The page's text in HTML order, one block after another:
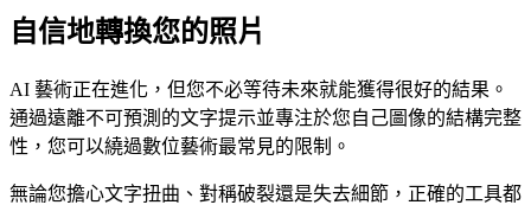
自信地轉換您的照片
AI 藝術正在進化，但您不必等待未來就能獲得很好的結果。
通過遠離不可預測的文字提示並專注於您自己圖像的結構完整
性，您可以繞過數位藝術最常見的限制。
無論您擔心文字扭曲、對稱破裂還是失去細節，正確的工具都